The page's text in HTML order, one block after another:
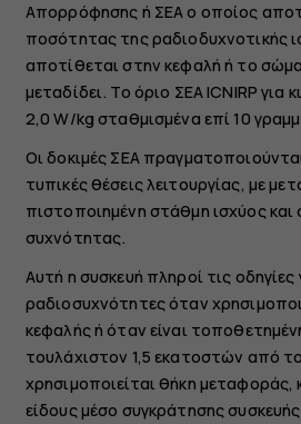
Απορρόφησης ή ΣΕΑ ο οποίος
ποσότητας της ραδιοδυχνοτικής
αποτίθεται στην κεφαλή ή το
μεταδίδει. Το όριο ΣΕΑ ICNIRP για
2,0 W/kg σταθμισμένα επί 10
Οι δοκιμές ΣΕΑ
τυπικές θέσεις λειτουργίας, με
πιστοποιημένη στάθμη ισχύος και
συχνότητας.
Αυτή η συσκευή πληροί τις οδηγίες
ραδιοσυχνότητες όταν
κεφαλής ή όταν είναι
τουλάχιστον 1,5 εκατοστών από
χρησιμοποιείται θήκη μεταφοράς,
είδους μέσο συγκράτησης